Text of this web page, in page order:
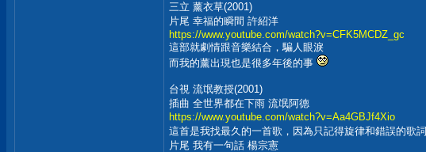
三立 薰衣草(2001)
片尾 幸福的瞬間 許紹洋
https://www.youtube.com/watch?v=CFK5MCDZ_gc
這部就劇情跟音樂結合，騙人眼淚
而我的薰出現也是很多年後的事
台視 流氓教授(2001)
插曲 全世界都在下雨 流氓阿德
https://www.youtube.com/watch?v=Aa4GBJf4Xio
這首是我找最久的一首歌，因為只記得旋律和錯誤的歌詞
片尾 我有一句話 楊宗憲